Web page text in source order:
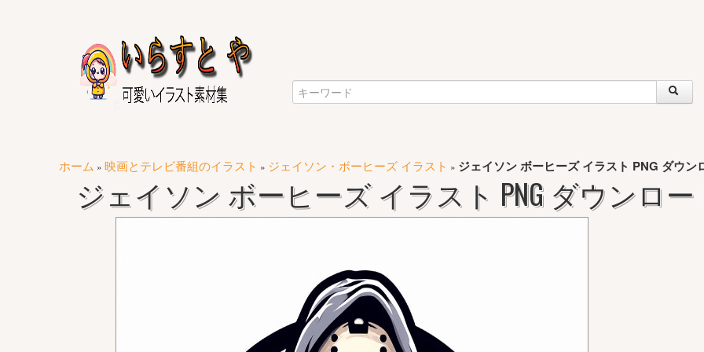
ホーム » 映画とテレビ番組のイラスト » ジェイソン・ボーヒーズ イラスト » ジェイソン ボーヒーズ イラスト PNG ダウン
ジェイソン ボーヒーズ イラスト PNG ダウンロー